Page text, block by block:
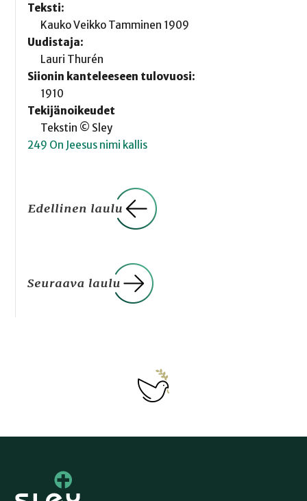
Teksti:
Kauko Veikko Tamminen 1909
Uudistaja:
Lauri Thurén
Siionin kanteleeseen tulovuosi:
1910
Tekijänoikeudet
Tekstin © Sley
249 On Jeesus nimi kallis